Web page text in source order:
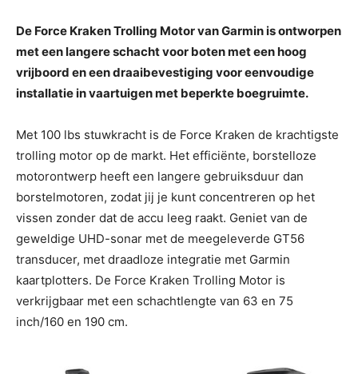
De Force Kraken Trolling Motor van Garmin is ontworpen
met een langere schacht voor boten met een hoog
vrijboord en een draaibevestiging voor eenvoudige
installatie in vaartuigen met beperkte boegruimte.
Met 100 lbs stuwkracht is de Force Kraken de krachtigste
trolling motor op de markt. Het efficiënte, borstelloze
motorontwerp heeft een langere gebruiksduur dan
borstelmotoren, zodat jij je kunt concentreren op het
vissen zonder dat de accu leeg raakt. Geniet van de
geweldige UHD-sonar met de meegeleverde GT56
transducer, met draadloze integratie met Garmin
kaartplotters. De Force Kraken Trolling Motor is
verkrijgbaar met een schachtlengte van 63 en 75
inch/160 en 190 cm.